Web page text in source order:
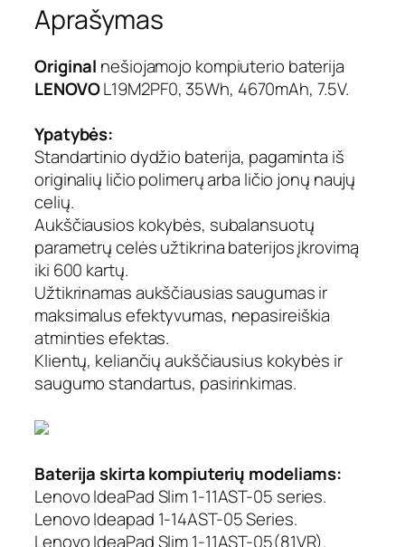
e
i
s
:
e
š
i
o
a
m
o
k
o
m
p
i
u
t
e
i
o
b
a
Aprašymas
Original nešiojamojo kompiuterio baterija
LENOVOL19M2PF0, 35Wh, 4670mAh, 7.5V.
Ypatybės:
Standartinio dydžio baterija, pagaminta iš
originalių ličio polimerų arba ličio jonų naujų
celių.
Aukščiausios kokybės, subalansuotų
parametrų celės užtikrina baterijos įkrovimą
iki 600 kartų.
Užtikrinamas aukščiausias saugumas ir
maksimalus efektyvumas, nepasireiškia
atminties efektas.
Klientų, keliančių aukščiausius kokybės ir
saugumo standartus, pasirinkimas.
Baterija skirta kompiuterių modeliams:
Lenovo IdeaPad Slim 1-11AST-05 series.
Lenovo Ideapad 1-14AST-05 Series.
Lenovo IdeaPad Slim 1-11AST-05(81VR).